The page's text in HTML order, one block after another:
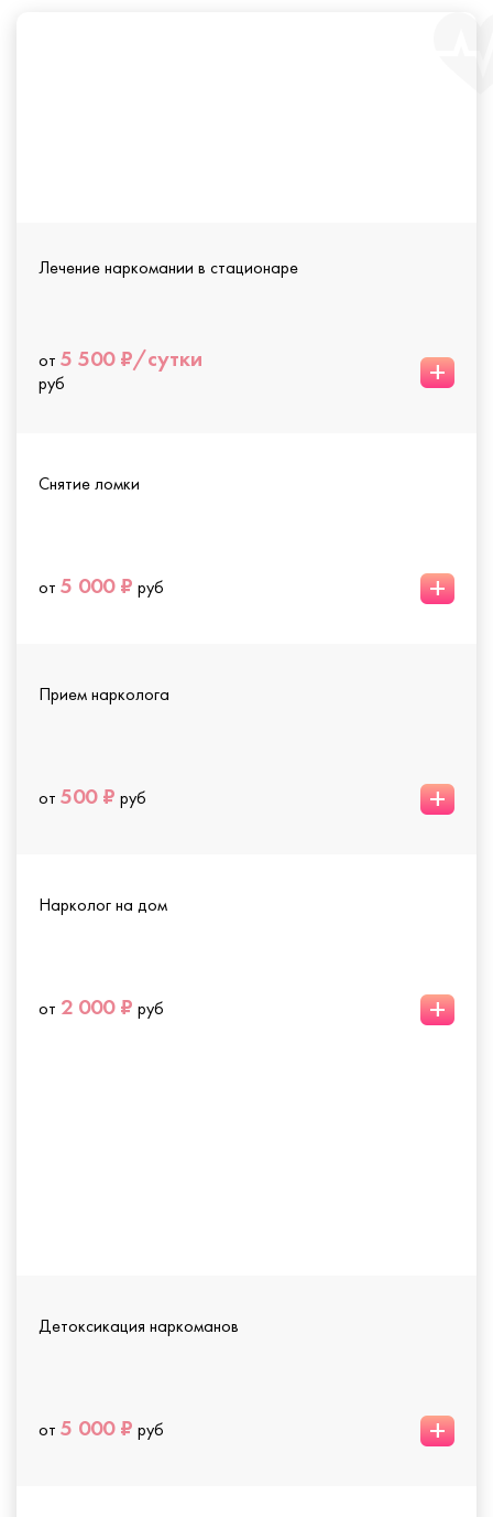
Лечение наркомании в стационаре
от 5 500 ₽/сутки
руб +
Снятие ломки
от 5 000 ₽ руб +
Прием нарколога
от 500 ₽ руб +
Нарколог на дом
от 2 000 ₽ руб +
Детоксикация наркоманов
от 5 000 ₽ руб +